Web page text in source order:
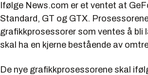
Ifølge News.com er et ventet at
Standard, GT og GTX.
grafikkprosessorer som ventes å bli
skal ha en kjerne bestående av
De nye grafikkprosessorene skal